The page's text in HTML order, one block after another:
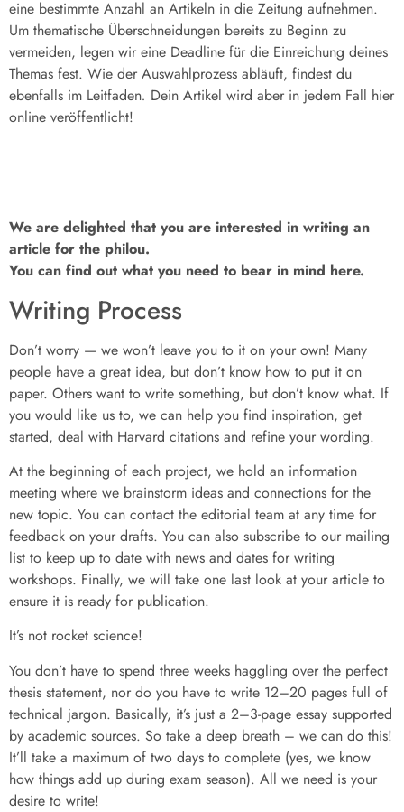
eine bestimmte Anzahl an Artikeln in die Zeitung aufnehmen.
Um thematische Überschneidungen bereits zu Beginn zu
vermeiden, legen wir eine Deadline für die Einreichung deines
Themas fest. Wie der Auswahlprozess abläuft, findest du
ebenfalls im Leitfaden. Dein Artikel wird aber in jedem Fall hier
online veröffentlicht!
We are delighted that you are interested in writing an
article for the philou.
You can find out what you need to bear in mind here.
Writing Process
Don’t worry — we won’t leave you to it on your own! Many
people have a great idea, but don’t know how to put it on
paper. Others want to write something, but don’t know what. If
you would like us to, we can help you find inspiration, get
started, deal with Harvard citations and refine your wording.
At the beginning of each project, we hold an information
meeting where we brainstorm ideas and connections for the
new topic. You can contact the editorial team at any time for
feedback on your drafts. You can also subscribe to our mailing
list to keep up to date with news and dates for writing
workshops. Finally, we will take one last look at your article to
ensure it is ready for publication.
It’s not rocket science!
You don’t have to spend three weeks haggling over the perfect
thesis statement, nor do you have to write 12–20 pages full of
technical jargon. Basically, it’s just a 2–3-page essay supported
by academic sources. So take a deep breath – we can do this!
It’ll take a maximum of two days to complete (yes, we know
how things add up during exam season). All we need is your
desire to write!